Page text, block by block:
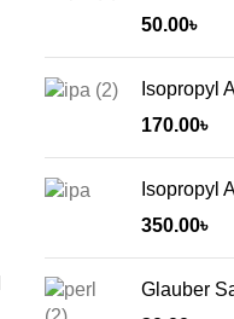
50.00৳
Isopropyl
170.00৳
Isopropyl
350.00৳
Glauber